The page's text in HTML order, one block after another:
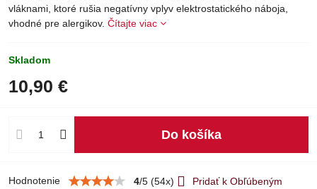
vláknami, ktoré rušia negatívny vplyv elektrostatického náboja,
vhodné pre alergikov. Čítajte viac
Skladom
10,90 €
Do košíka
Hodnotenie 4/5 (54x)
Pridať k Obľúbeným